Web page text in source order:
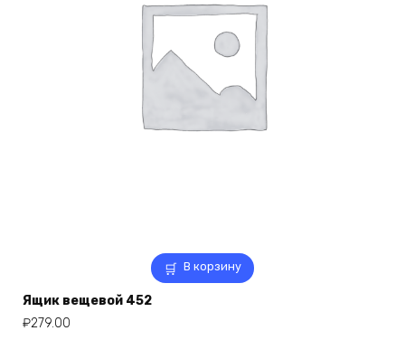
В корзину
Ящик вещевой 452
₽279.00